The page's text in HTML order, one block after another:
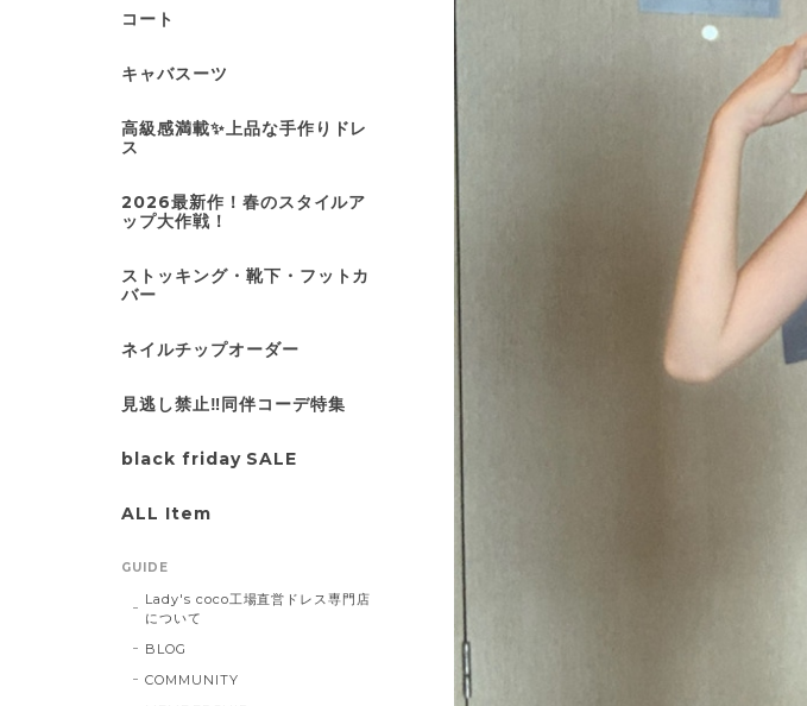
コート
キャバスーツ
高級感満載✨上品な手作りドレ
ス
2026最新作！春のスタイルア
ップ大作戦！
ストッキング・靴下・フットカ
バー
ネイルチップオーダー
見逃し禁止‼同伴コーデ特集
black friday SALE
ALL Item
GUIDE
Lady's coco工場直営ドレス専門店
について
BLOG
COMMUNITY